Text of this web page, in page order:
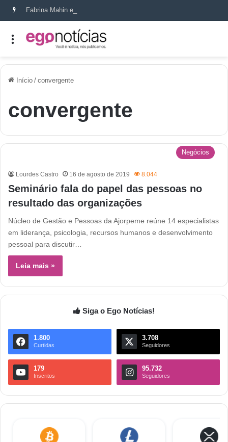
Fabrina Mahin e a arte de reconstruir confiança
Início / convergente
convergente
Negócios
Lourdes Castro 16 de agosto de 2019 8.044
Seminário fala do papel das pessoas no
resultado das organizações
Núcleo de Gestão e Pessoas da Ajorpeme reúne 14 especialistas
em liderança, psicologia, recursos humanos e desenvolvimento
pessoal para discutir…
Leia mais »
Siga o Ego Notícias!
1.800
Curtidas
3.708
Seguidores
179
Inscritos
95.732
Seguidores